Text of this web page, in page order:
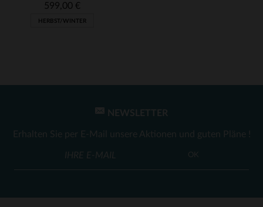
VERFÜGBARE GRÖSSEN
36
599,00 €
HERBST/WINTER
NEWSLETTER
Erhalten Sie per E-Mail unsere Aktionen und guten Pläne !
OK